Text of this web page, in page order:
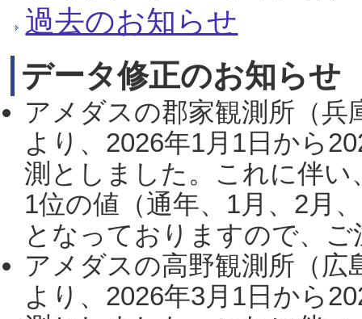
過去のお知らせ
データ修正のお知らせ
アメダスの郡家観測所（
より、2026年1月1日から
測としました。これに伴い
1位の値（通年、1月、2月
となっておりますので、
アメダスの高野観測所（
より、2026年3月1日から